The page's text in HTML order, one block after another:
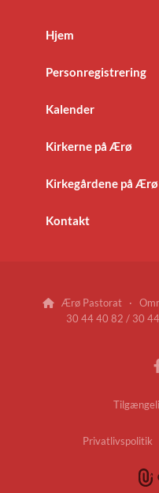
Hjem
Personregistrering
Kalender
Kirkerne på Ærø
Kirkegårdene på Ærø
Kontakt
Ærø Pastorat ·
30 44 40 82 / 30
Privatlivspolitik